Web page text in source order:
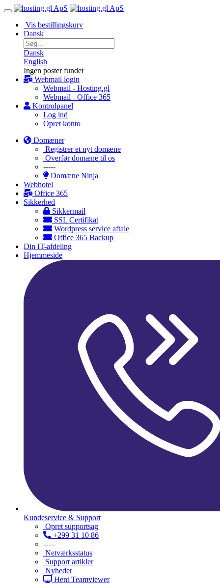
Vis bestillingskurv
Dansk
Dansk
English
Ingen poster fundet
Webmail login
Webmail - Hosting.gl
Webmail - Office 365
Kontrolpanel
Log ind
Opret konto
Domæner
Registrer et nyt domæne
Overfør domæne til os
-----
Domæne Ninja
Webhotel
Office 365
Sikkerhed
Sikkermail
SSL Certifikat
Wordpress service aftale
Office 365 Backup
Din IT-afdeling
Hjemmeside
Kundeservice & Support
Opret supportsag
+299 31 10 86
-----
Netværksstatus
Support artikler
Nyheder
Hent Teamviewer